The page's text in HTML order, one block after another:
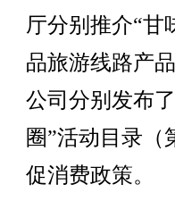
厅分别推介“甘
品旅游线路产
公司分别发布
圈”活动目录（
促消费政策。